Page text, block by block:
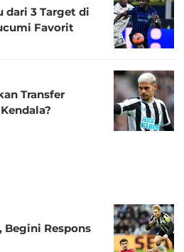
dari 3 Target di
Favorit
Transfer
Begini Respons